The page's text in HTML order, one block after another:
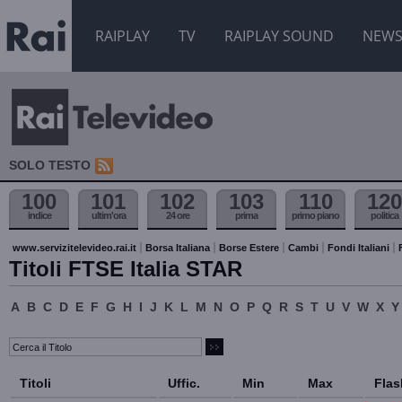
RAIPLAY TV RAIPLAY SOUND NEWS
SOLO TESTO
100
indice
101
ultim'ora
102
24 ore
103
prima
110
primo piano
120
politica
www.servizitelevideo.rai.it Borsa Italiana Borse Estere Cambi Fondi Italiani
Titoli FTSE Italia STAR
A B C D E F G H I J K L M N O P Q R S T U V W X Y
Titoli Uffic. Min Max